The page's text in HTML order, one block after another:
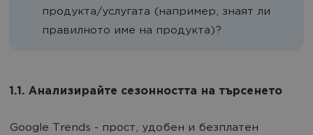
продукта/услугата (например, знаят ли
правилното име на продукта)?
1.1. Анализирайте сезонността на търсенето
Google Trends - прост, удобен и безплатен